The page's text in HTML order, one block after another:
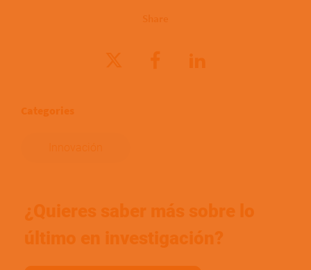
Categories
Innovación
¿Quieres saber más sobre lo
último en investigación?